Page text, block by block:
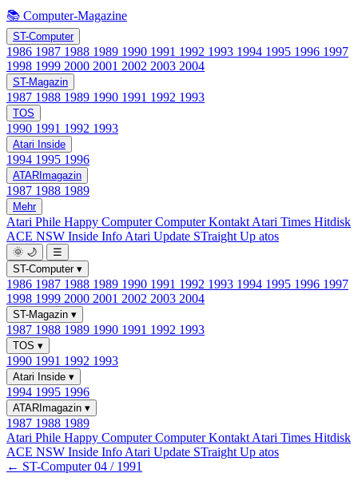
📚 Computer-Magazine
ST-Computer
1986 1987 1988 1989 1990 1991 1992 1993 1994 1995 1996 1997
1998 1999 2000 2001 2002 2003 2004
ST-Magazin
1987 1988 1989 1990 1991 1992 1993
TOS
1990 1991 1992 1993
Atari Inside
1994 1995 1996
ATARImagazin
1987 1988 1989
Mehr
Atari Phile Happy ComputerComputer Kontakt Atari Times Hitdisk
ACE NSW Inside Info Atari Update STraight Up atos
🌞 🌙
☰
ST-Computer ▾
1986 1987 1988 1989 1990 1991 1992 1993 1994 1995 1996 1997
1998 1999 2000 2001 2002 2003 2004
ST-Magazin ▾
1987 1988 1989 1990 1991 1992 1993
TOS ▾
1990 1991 1992 1993
Atari Inside ▾
1994 1995 1996
ATARImagazin ▾
1987 1988 1989
Atari Phile Happy ComputerComputer Kontakt Atari Times Hitdisk
ACE NSW Inside Info Atari Update STraight Up atos
← ST-Computer 04 / 1991